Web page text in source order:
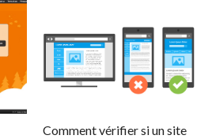
Comment vérifier si un site